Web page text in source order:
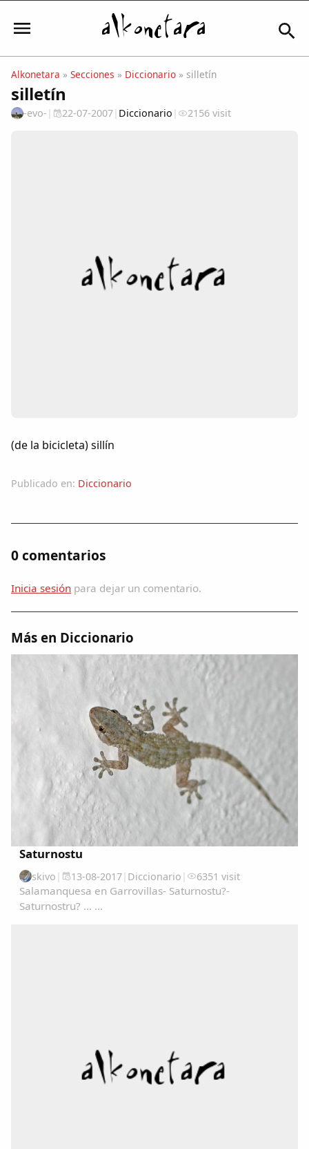
Iniciar sesión
Comunidad
Diccionario
Traductor
Cancionero Local
La palra
Modo oscuro
Alkonetara » Secciones » Diccionario » silletín
silletín
-evo- | 22-07-2007| Diccionario | 2156 visit
(de la bicicleta) sillín
Publicado en: Diccionario
0 comentarios
Inicia sesión para dejar un comentario.
Más en Diccionario
Saturnostu
skivo | 13-08-2017| Diccionario | 6351 visit
Salamanquesa en Garrovillas- Saturnostu?-
Saturnostru? ... ...